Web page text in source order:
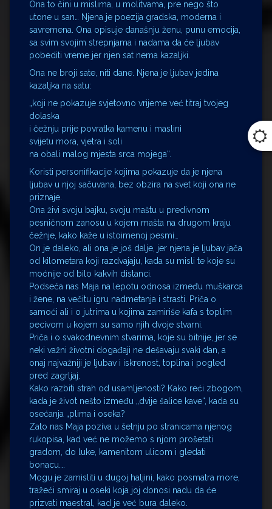
Ona to čini u mislima, u molitvama, pre nego što
utone u san… Njena je poezija gradska, moderna i
savremena. Ona opisuje današnju ženu, punu emocija,
sa svim svojim strepnjama i nadama da će ljubav
pobediti vreme jer njen sat nema kazaljki.
Ona ne broji sate, niti dane. Njena je ljubav jedina
kazaljka na satu:
„koji ne pokazuje svjetovno vrijeme već titraj tvojeg
dolaska
i čežnju prije povratka kamenu i maslini
svijetu mora, vjetra i soli
na obali malog mjesta srca mojega“.
Koristi personifikacije kojima pokazuje da je njena
ljubav u njoj sačuvana, bez obzira na svet koji ona ne
priznaje.
Ona živi svoju bajku, svoju maštu u predivnom
pesničnom zanosu u kojem mašta na drugom kraju
čežnje, kako kaže u istoimenoj pesmi…
On je daleko, ali ona je još dalje, jer njena je ljubav jača
od kilometara koji razdvajaju, kada su misli te koje su
moćnije od bilo kakvih distanci.
Podseća nas Maja na lepotu odnosa između muškarca
i žene, na večitu igru nadmetanja i strasti. Priča o
samoći ali i o jutrima u kojima zamiriše kafa s toplim
pecivom u kojem su samo njih dvoje stvarni.
Priča i o svakodnevnim stvarima, koje su bitnije, jer se
neki važni životni događaji ne dešavaju svaki dan, a
onaj najvažniji je ljubav i iskrenost, toplina i pogled
pred zagrljaj.
Kako razbiti strah od usamljenosti? Kako reći zbogom,
kada je život nešto između „dvije šalice kave“, kada su
osećanja „plima i oseka?
Zato nas Maja poziva u šetnju po stranicama njenog
rukopisa, kad već ne možemo s njom prošetati
gradom, do luke, kamenitom ulicom i gledati
bonacu….
Mogu je zamisliti u dugoj haljini, kako posmatra more,
tražeći smiraj u oseki koja joj donosi nadu da će
prizvati maestral, kad je već bura daleko.